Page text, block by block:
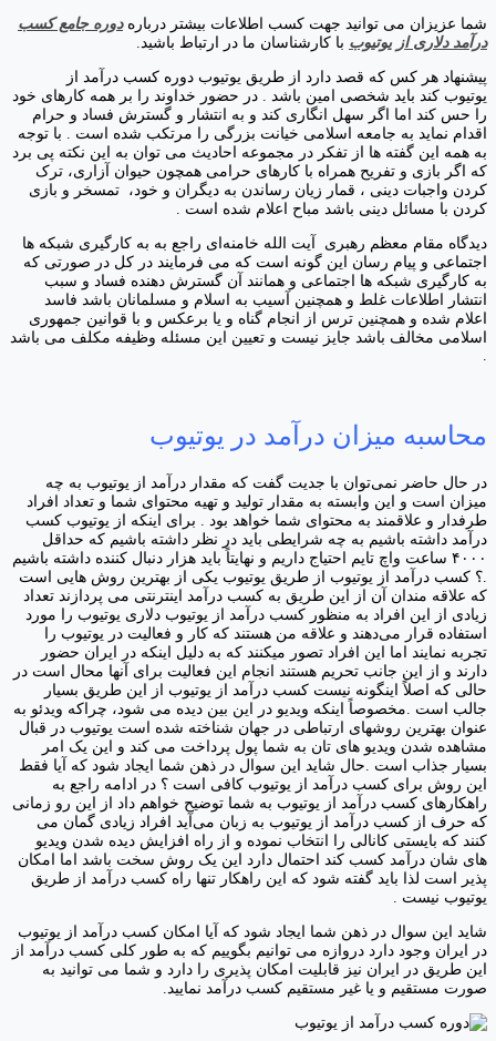
شما عزیزان می توانید جهت کسب اطلاعات بیشتر دربارهدوره جامع کسب
درآمد دلاری از یوتیوب با کارشناسان ما در ارتباط باشید.
پیشنهاد هر کس که قصد دارد از طریق یوتیوب دوره کسب درآمد از
یوتیوب کند باید شخصی امین باشد . در حضور خداوند را بر همه کارهای خود
را حس کند اما اگر سهل انگاری کند و به انتشار و گسترش فساد و حرام
اقدام نماید به جامعه اسلامی خیانت بزرگی را مرتکب شده است . با توجه
به همه این گفته ها از تفکر در مجموعه احادیث می توان به این نکته پی برد
که اگر بازی و تفریح همراه با کارهای حرامی همچون حیوان آزاری، ترک
کردن واجبات دینی ، قمار زیان رساندن به دیگران و خود، تمسخر و بازی
کردن با مسائل دینی باشد مباح اعلام شده است .
دیدگاه مقام معظم رهبری آیت الله خامنه‌ای راجع به به کارگیری شبکه ها
اجتماعی و پیام رسان این گونه است که می فرمایند در کل در صورتی که
به کارگیری شبکه ها اجتماعی و همانند آن گسترش دهنده فساد و سبب
انتشار اطلاعات غلط و همچنین آسیب به اسلام و مسلمانان باشد فاسد
اعلام شده و همچنین ترس از انجام گناه و یا برعکس و با قوانین جمهوری
اسلامی مخالف باشد جایز نیست و تعیین این مسئله وظیفه مکلف می باشد
.
محاسبه میزان درآمد در یوتیوب
در حال حاضر نمی‌توان با جدیت گفت که مقدار درآمد از یوتیوب به چه
میزان است و این وابسته به مقدار تولید و تهیه محتوای شما و تعداد افراد
طرفدار و علاقمند به محتوای شما خواهد بود . برای اینکه از یوتیوب کسب
درآمد داشته باشیم به چه شرایطی باید در نظر داشته باشیم که حداقل
۴۰۰۰ ساعت واچ تایم احتیاج داریم و نهایتاً باید هزار دنبال کننده داشته باشیم
.؟ کسب درآمد از یوتیوب از طریق یوتیوب یکی از بهترین روش هایی است
که علاقه مندان آن از این طریق به کسب درآمد اینترنتی می پردازند تعداد
زیادی از این افراد به منظور کسب درآمد از یوتیوب دلاری یوتیوب را مورد
استفاده قرار می‌دهند و علاقه من هستند که کار و فعالیت در یوتیوب را
تجربه نمایند اما این افراد تصور میکنند که به دلیل اینکه در ایران حضور
دارند و از این جانب تحریم هستند انجام این فعالیت برای آنها محال است در
حالی که اصلاً اینگونه نیست کسب درآمد از یوتیوب از این طریق بسیار
جالب است .مخصوصاً اینکه ویدیو در این بین دیده می شود، چراکه ویدئو به
عنوان بهترین روشهای ارتباطی در جهان شناخته شده است یوتیوب در قبال
مشاهده شدن ویدیو های تان به شما پول پرداخت می کند و این یک امر
بسیار جذاب است .حال شاید این سوال در ذهن شما ایجاد شود که آیا فقط
این روش برای کسب درآمد از یوتیوب کافی است ؟ در ادامه راجع به
راهکارهای کسب درآمد از یوتیوب به شما توضیح خواهم داد از این رو زمانی
که حرف از کسب درآمد از یوتیوب به زبان می‌آید افراد زیادی گمان می
کنند که بایستی کانالی را انتخاب نموده و از راه افزایش دیده شدن ویدیو
های شان درآمد کسب کند احتمال دارد این یک روش سخت باشد اما امکان
پذیر است لذا باید گفته شود که این راهکار تنها راه کسب درآمد از طریق
یوتیوب نیست .
شاید این سوال در ذهن شما ایجاد شود که آیا امکان کسب درآمد از یوتیوب
در ایران وجود دارد دروازه می توانیم بگوییم که به طور کلی کسب درآمد از
این طریق در ایران نیز قابلیت امکان پذیری را دارد و شما می توانید به
صورت مستقیم و یا غیر مستقیم کسب درآمد نمایید.